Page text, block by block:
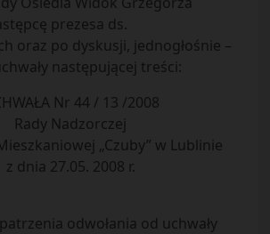
prezesa ds.
oraz po dyskusji, jednogłośnie –
następującej treści:
Nr 44 / 13 /2008
Rady Nadzorczej
„Czuby” w Lublinie
z dnia 27.05. 2008 r.
odwołania od uchwały